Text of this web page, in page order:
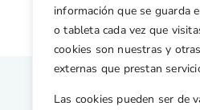
información que se guarda
o tableta cada vez que
cookies son nuestras y
externas que prestan
Las cookies pueden ser de